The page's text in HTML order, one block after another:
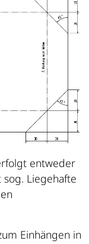
entweder
Liegehafte
Einhängen in